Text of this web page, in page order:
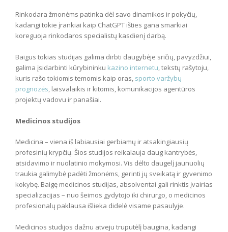
Rinkodara žmonėms patinka dėl savo dinamikos ir pokyčių,
kadangi tokie įrankiai kaip ChatGPT išties gana smarkiai
koreguoja rinkodaros specialistų kasdienį darbą.
Baigus tokias studijas galima dirbti daugybėje sričių, pavyzdžiui,
galima įsidarbinti kūrybininku kazino internetu, tekstų rašytoju,
kuris rašo tokiomis temomis kaip oras, sporto varžybų
prognozės, laisvalaikis ir kitomis, komunikacijos agentūros
projektų vadovu ir panašiai.
Medicinos studijos
Medicina – viena iš labiausiai gerbiamų ir atsakingiausių
profesinių krypčių. Šios studijos reikalauja daug kantrybės,
atsidavimo ir nuolatinio mokymosi. Vis dėlto daugelį jaunuolių
traukia galimybė padėti žmonėms, gerinti jų sveikatą ir gyvenimo
kokybę. Baigę medicinos studijas, absolventai gali rinktis įvairias
specializacijas – nuo šeimos gydytojo iki chirurgo, o medicinos
profesionalų paklausa išlieka didelė visame pasaulyje.
Medicinos studijos dažnu atveju truputėlį baugina, kadangi